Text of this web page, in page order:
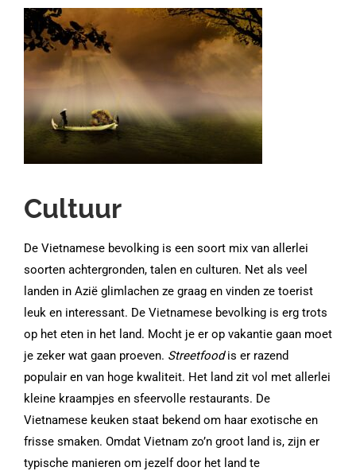
Cultuur
De Vietnamese bevolking is een soort mix van allerlei
soorten achtergronden, talen en culturen. Net als veel
landen in Azië glimlachen ze graag en vinden ze toerist
leuk en interessant. De Vietnamese bevolking is erg trots
op het eten in het land. Mocht je er op vakantie gaan moet
je zeker wat gaan proeven. Streetfoodis er razend
populair en van hoge kwaliteit. Het land zit vol met allerlei
kleine kraampjes en sfeervolle restaurants. De
Vietnamese keuken staat bekend om haar exotische en
frisse smaken. Omdat Vietnam zo’n groot land is, zijn er
typische manieren om jezelf door het land te